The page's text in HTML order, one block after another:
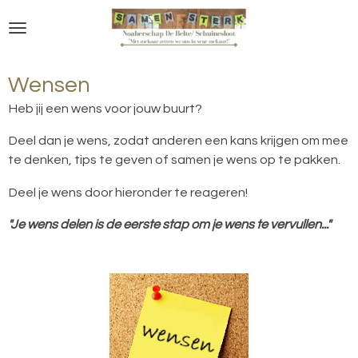
direct
de
hoofdinhoud
Wensen
Heb jij een wens voor jouw buurt?
Deel dan je wens, zodat anderen een kans krijgen om mee
te denken, tips te geven of samen je wens op te pakken.
Deel je wens door hieronder te reageren!
"Je wens delen is de eerste stap om je wens te vervullen..."